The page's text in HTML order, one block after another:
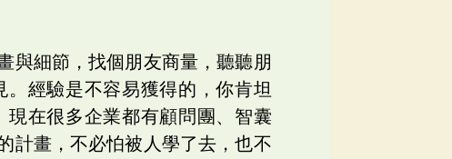
與細節，找個朋友商量，聽聽朋
經驗是不容易獲得的，你肯坦
在很多企業都有顧問團、智囊
計畫，不必怕被人學了去，也不